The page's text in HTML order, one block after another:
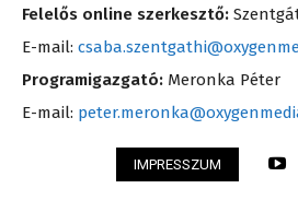
Felelős online szerkesztő:
E-mail:
Programigazgató: Meronka Péter
E-mail:
IMPRESSZUM